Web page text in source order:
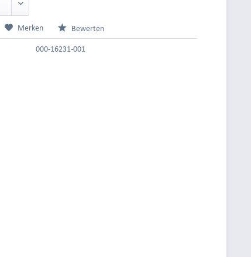
Merken Bewerten
000-16231-001